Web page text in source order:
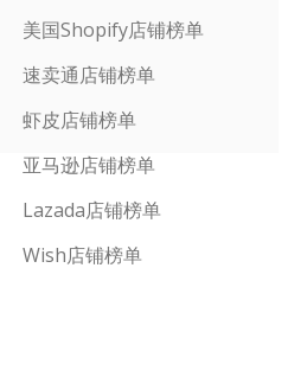
美国Shopify店铺榜单
速卖通店铺榜单
虾皮店铺榜单
亚马逊店铺榜单
Lazada店铺榜单
Wish店铺榜单